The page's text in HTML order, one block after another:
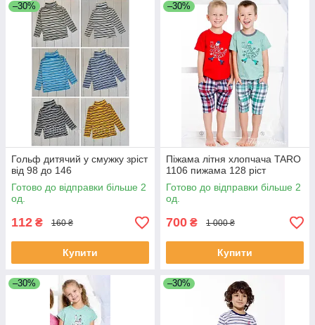
–30%
Гольф дитячий у смужку зріст
від 98 до 146
Готово до відправки більше 2
од.
112 ₴ 160 ₴
Купити
–30%
Піжама літня хлопчача TARO
1106 пижама 128 ріст
Готово до відправки більше 2
од.
700 ₴ 1 000 ₴
Купити
–30% –30%